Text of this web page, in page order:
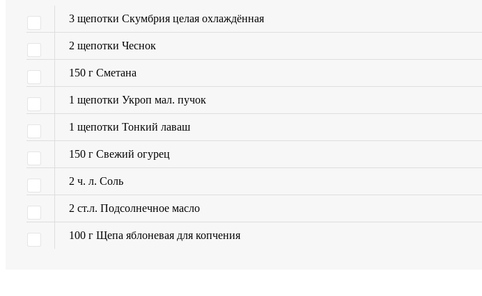
3 щепотки Скумбрия целая охлаждённая
2 щепотки Чеснок
150 г Сметана
1 щепотки Укроп мал. пучок
1 щепотки Тонкий лаваш
150 г Свежий огурец
2 ч. л. Соль
2 ст.л. Подсолнечное масло
100 г Щепа яблоневая для копчения